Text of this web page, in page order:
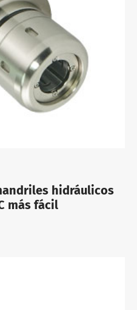
hidráulicos
más fácil